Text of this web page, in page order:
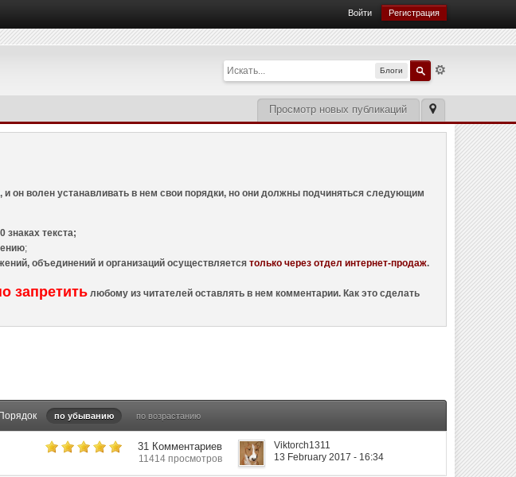
Войти Регистрация
Блоги
Просмотр новых публикаций
, и он волен устанавливать в нем свои порядки, но они должны подчиняться следующим
знаках текста;
;
объединений и организаций осуществляетсятолько через отдел интернет-продаж.
запретить любому из читателей оставлять в нем комментарии. Как это сделать
Порядок по убыванию по возрастанию
31 Комментариев
11414 просмотров
Viktorch1311
13 February 2017 - 16:34